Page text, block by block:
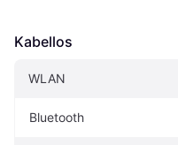
Kabellos
WLAN
Bluetooth